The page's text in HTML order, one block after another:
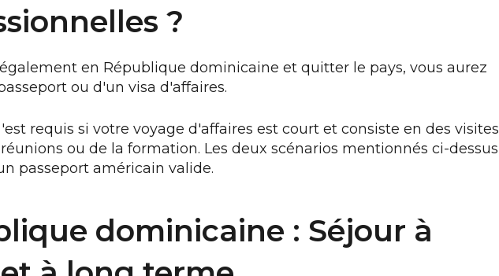
?
en République dominicaine et quitter le pays, vous aurez
ou d'un visa d'affaires.
requis si votre voyage d'affaires est court et consiste en des visites
ou de la formation. Les deux scénarios mentionnés ci-dessus
passeport américain valide.
dominicaine : Séjour à